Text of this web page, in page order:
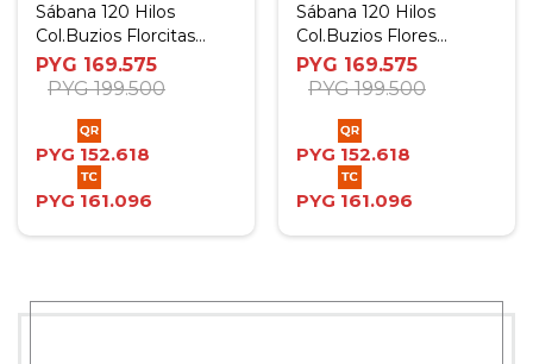
Sábana 120 Hilos
Col.Buzios Florcitas
Rosa - Twin
PYG 169.575
PYG 199.500
PYG 152.618
PYG 161.096
Sábana 120 Hilos
Col.Buzios Flores
Celeste - Twin
PYG 169.575
PYG 199.500
PYG 152.618
PYG 161.096